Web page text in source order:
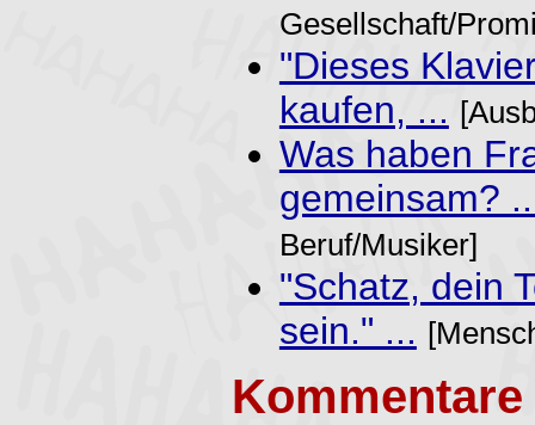
Gesellschaft/
"Dieses
kaufen, ...
Was haben
gemeinsam?
Beruf/Musiker]
"Schatz, dein
sein." ...